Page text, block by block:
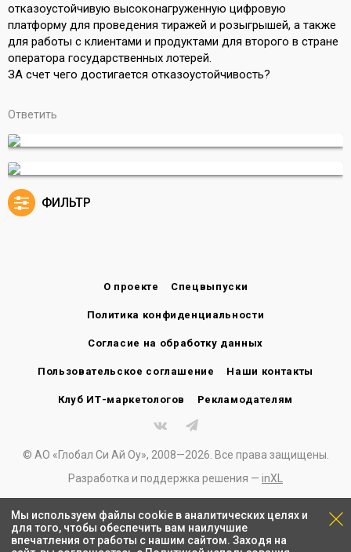
отказоустойчивую высоконагруженную цифровую
платформу для проведения тиражей и розыгрышей, а также
для работы с клиентами и продуктами для второго в стране
оператора государственных лотерей.
ЗА счет чего достигается отказоустойчивость?
Ответить
ФИЛЬТР
О проекте Спецвыпуски
Политика конфиденциальности
Согласие на обработку данных
Пользовательское соглашение Наши контакты
Клуб ИТ-маркетологов Рекламодателям
© АО «Глобал Си Ай Оу», 2008—2026. Все права защищены.
Разработка и поддержка решения — inXL
Мы используем файлы cookie в аналитических целях и
для того, чтобы обеспечить вам наилучшие
впечатления от работы с нашим сайтом. Заходя на